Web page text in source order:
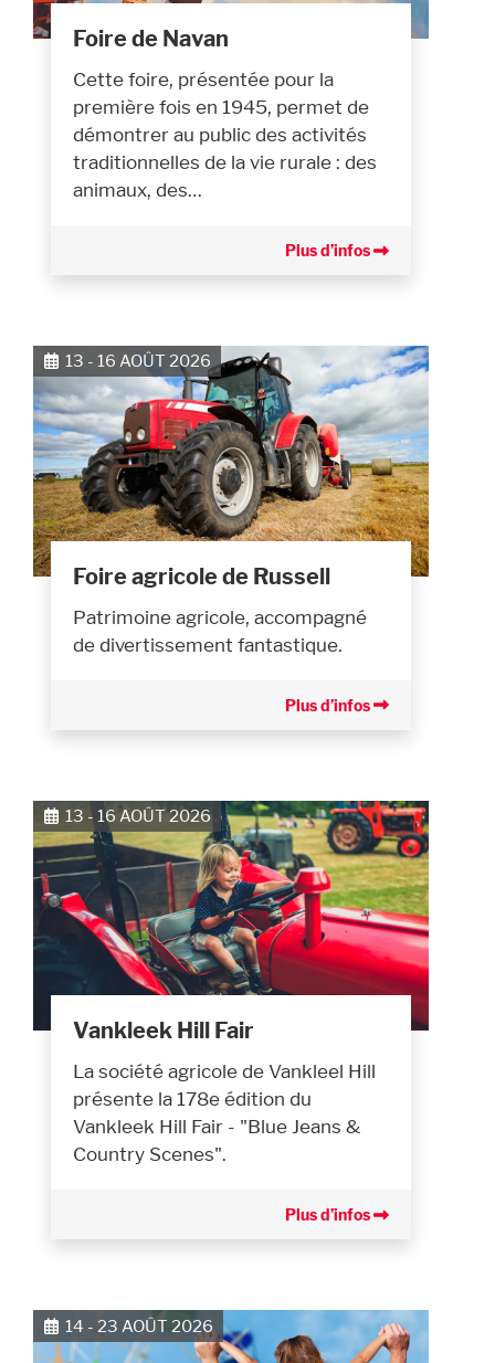
Foire de Navan
Cette foire, présentée pour la
première fois en 1945, permet de
démontrer au public des activités
traditionnelles de la vie rurale : des
animaux, des…
Plus d’infos
13 - 16 AOÛT 2026
Foire agricole de Russell
Patrimoine agricole, accompagné
de divertissement fantastique.
Plus d’infos
13 - 16 AOÛT 2026
Vankleek Hill Fair
La société agricole de Vankleel Hill
présente la 178e édition du
Vankleek Hill Fair - "Blue Jeans &
Country Scenes".
Plus d’infos
14 - 23 AOÛT 2026